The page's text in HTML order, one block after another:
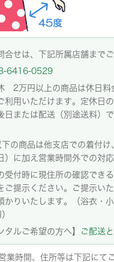
合せは、下記所属店舗までご
6416-0529
2万円以上の商品は休日料
利用いただけます。定休日
日または配送（別途送料）
の商品は他支店での着付け
）に加え営業時間外での対
受付時に現住所の確認でき
ご提示ください。ご提示い
かりいたします。（浴衣・
タルご希望の方へ】
ご配送
業時間、住所等は下記にて